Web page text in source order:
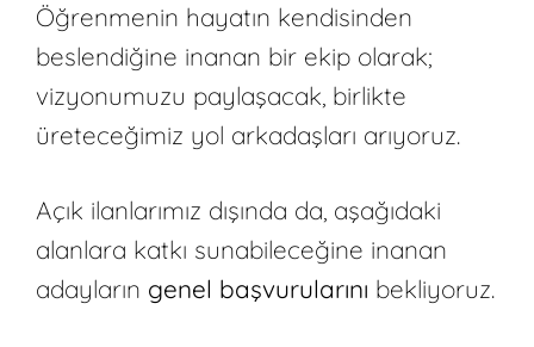
Öğrenmenin hayatın kendisinden
beslendiğine inanan bir ekip olarak;
vizyonumuzu paylaşacak, birlikte
üreteceğimiz yol arkadaşları arıyoruz.
Açık ilanlarımız dışında da, aşağıdaki
alanlara katkı sunabileceğine inanan
adayların genel başvurularını bekliyoruz.